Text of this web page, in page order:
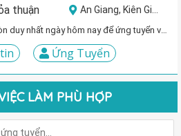
thuận An Giang, Kiên Giang, Cà Mau, Bạc Liêu, Sóc Trăng
Bạn chỉ còn duy nhất ngày hôm nay để ứng tuyển vị trí này!
Ứng Tuyển
LÀM PHÙ HỢP